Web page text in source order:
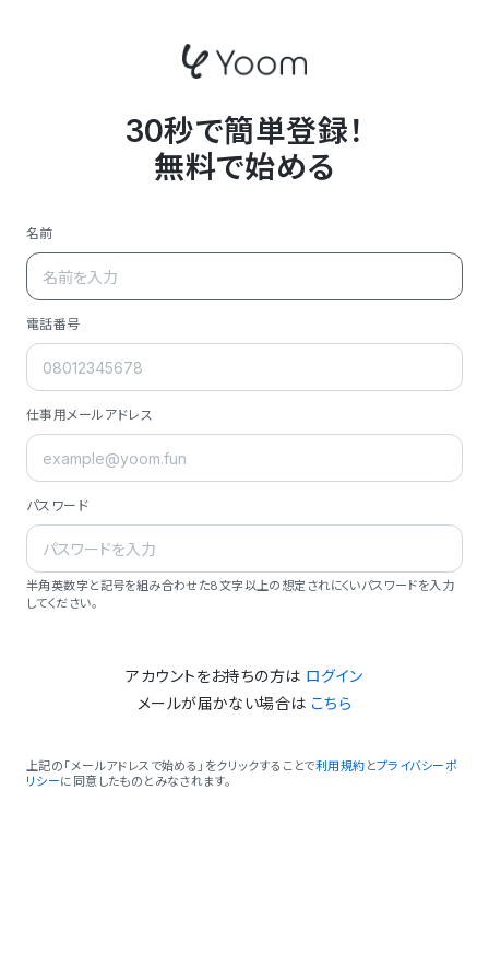
30秒で簡単登録！
無料で始める
名前
電話番号
仕事用メールアドレス
パスワード
半角英数字と記号を組み合わせた8文字以上の想定されにくいパスワードを入力
してください。
アカウントをお持ちの方は ログイン
メールが届かない場合は こちら
上記の「メールアドレスで始める」をクリックすることで利用規約 とプライバシーポ
リシーに同意したものとみなされます。